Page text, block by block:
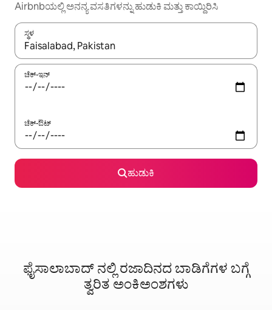
Airbnbಯಲ್ಲಿ ಅನನ್ಯ ವಸತಿಗಳನ್ನು ಹುಡುಕಿ ಮತ್ತು ಕಾಯ್ದಿರಿಸಿ
ಸ್ಥಳ
ಫಲಿತಾಂಶಗಳು ಲಭ್ಯವಿರುವಾಗ, ಅಪ್ ಮತ್ತು ಡೌನ್ ಬಾಣದ ಕೀಲಿಗಳೊಂದಿಗೆ
ಚೆಕ್-ಇನ್
ಚೆಕ್-ಔಟ್
ಹುಡುಕಿ
ಫೈಸಾಲಾಬಾದ್ ನಲ್ಲಿ ರಜಾದಿನದ ಬಾಡಿಗೆಗಳ ಬಗ್ಗೆ
ತ್ವರಿತ ಅಂಕಿಅಂಶಗಳು